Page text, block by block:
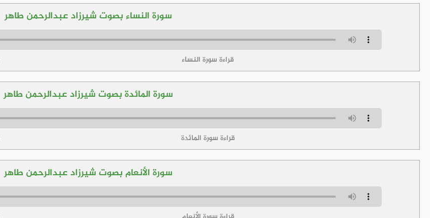
سورة النساء بصوت شيرزاد عبدالرحمن طاهر
قراءة سورة النساء
سورة المائدة بصوت شيرزاد عبدالرحمن طاهر
قراءة سورة المائدة
سورة الأنعام بصوت شيرزاد عبدالرحمن طاهر